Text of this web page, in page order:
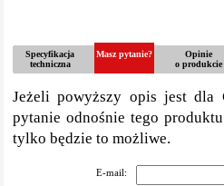
Specyfikacja
techniczna
Masz pytanie?
Opinie
o produkcie
Jeżeli powyższy opis jest dla
pytanie odnośnie tego
tylko będzie to możliwe.
E-mail: